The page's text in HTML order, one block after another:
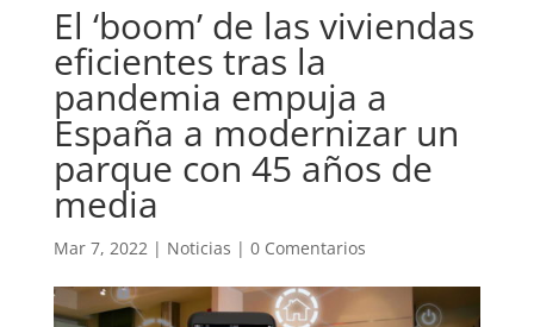
El ‘boom’ de las viviendas
eficientes tras la
pandemia empuja a
España a modernizar un
parque con 45 años de
media
Mar 7, 2022| Noticias | 0 Comentarios